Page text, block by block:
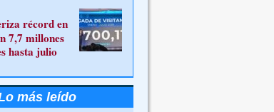
récord en
7,7 millones
hasta julio
más leído